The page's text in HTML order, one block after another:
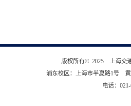
版权所有© 2025 上海交
浦东校区：上海市半夏路1号
电话：